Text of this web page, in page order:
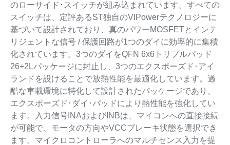
のローサイド･スイッチが組み込まれています。すべての
スイッチは、定評あるST独自のVIPowerテクノロジーに
基づいて設計されており、真のパワーMOSFETとインテ
リジェントな信号 / 保護回路が1つのダイに効率的に集積
化されています。3つのダイをQFN 6x6トリプルパッド
26+2Lパッケージに封止し、3つのエクスポーズド･アイ
ランドを設けることで放熱性能を最適化しています。過
酷な車載環境に特化して設計されたパッケージであり、
エクスポーズド･ダイ･パッドにより熱性能を強化してい
ます。入力信号INAおよびINBは、マイコンへの直接接続
が可能で、モータの方向やVCCブレーキ状態を選択でき
ます。マイクロコントローラへのマルチセンス入力を提